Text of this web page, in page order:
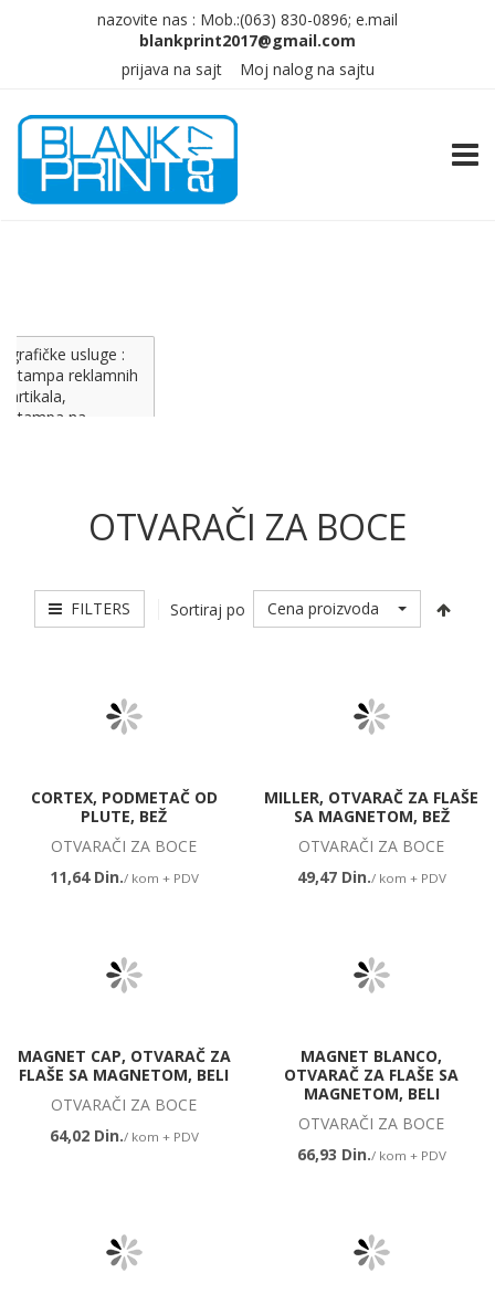
nazovite nas : Mob.:(063) 830-0896; e.mail
prijava na sajt Moj nalog na sajtu
grafičke usluge :
štampa reklamnih
artikala,
štampa na
OTVARAČI ZA BOCE
FILTERS Sortiraj po Cena proizvoda
CORTEX, PODMETAČ OD
PLUTE, BEŽ
OTVARAČI ZA BOCE
11,64 Din./ kom + PDV
MILLER, OTVARAČ ZA FLAŠE
SA MAGNETOM, BEŽ
OTVARAČI ZA BOCE
49,47 Din./ kom + PDV
MAGNET CAP, OTVARAČ ZA
FLAŠE SA MAGNETOM, BELI
OTVARAČI ZA BOCE
64,02 Din./ kom + PDV
MAGNET BLANCO,
OTVARAČ ZA FLAŠE SA
MAGNETOM, BELI
OTVARAČI ZA BOCE
66,93 Din./ kom + PDV